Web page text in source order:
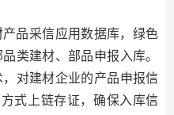
品采信应用数据库，绿色
类建材、部品申报入库。
对建材企业的产品申报信
式上链存证，确保入库信